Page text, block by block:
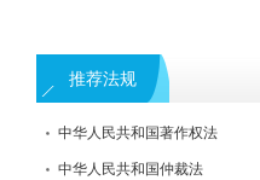
推荐法规
中华人民共和国著作权法
中华人民共和国仲裁法